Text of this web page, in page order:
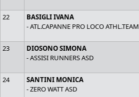
22
BASIGLI IVANA
- ATL.CAPANNE PRO LOCO ATHL.TEAM
23
DIOSONO SIMONA
- ASSISI RUNNERS ASD
24
SANTINI MONICA
- ZERO WATT ASD